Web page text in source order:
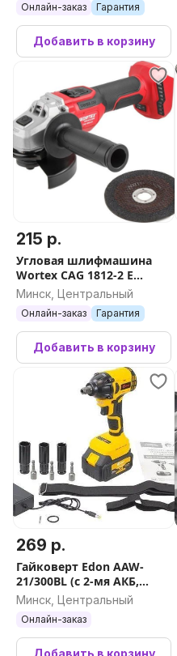
Онлайн-заказ Гарантия
Добавить в корзину
215 р.
Угловая шлифмашина
Wortex CAG 1812-2 E
1334916 (без АКБ)
Минск, Центральный
Онлайн-заказ Гарантия
Добавить в корзину
269 р.
Гайковерт Edon AAW-
21/300BL (с 2-мя АКБ,
набор оснастки)
Минск, Центральный
Онлайн-заказ
Добавить в корзину